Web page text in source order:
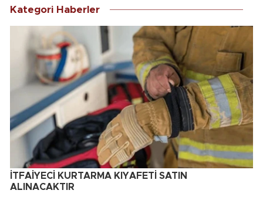
Kategori Haberler
İTFAİYECİ KURTARMA KIYAFETİ SATIN
ALINACAKTIR